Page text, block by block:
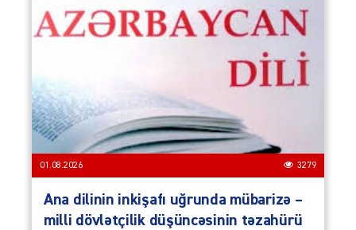
01.08.2026 3279
Ana dilinin inkişafı uğrunda mübarizə –
milli dövlətçilik düşüncəsinin təzahürü